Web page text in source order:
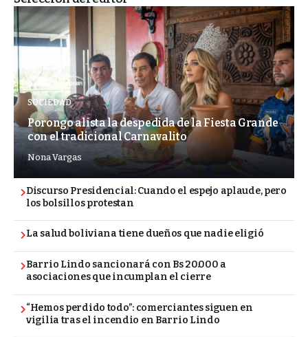
SOCIEDAD
Porongo alista la despedida de la Fiesta Grande
con el tradicional Carnavalito
Nona Vargas
Discurso Presidencial: Cuando el espejo aplaude, pero
los bolsillos protestan
La salud boliviana tiene dueños que nadie eligió
Barrio Lindo sancionará con Bs 20.000 a
asociaciones que incumplan el cierre
“Hemos perdido todo”: comerciantes siguen en
vigilia tras el incendio en Barrio Lindo